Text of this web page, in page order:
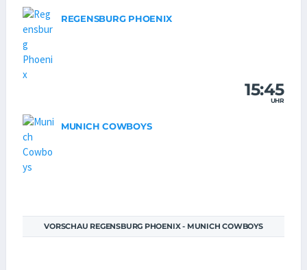
REGENSBURG PHOENIX
15:45
UHR
MUNICH COWBOYS
VORSCHAU REGENSBURG PHOENIX - MUNICH COWBOYS